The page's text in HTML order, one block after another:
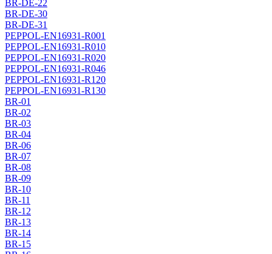
BR-DE-22
BR-DE-30
BR-DE-31
PEPPOL-EN16931-R001
PEPPOL-EN16931-R010
PEPPOL-EN16931-R020
PEPPOL-EN16931-R046
PEPPOL-EN16931-R120
PEPPOL-EN16931-R130
BR-01
BR-02
BR-03
BR-04
BR-06
BR-07
BR-08
BR-09
BR-10
BR-11
BR-12
BR-13
BR-14
BR-15